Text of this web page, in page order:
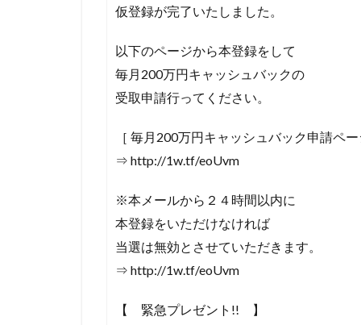
仮登録が完了いたしました。
以下のページから本登録をして
毎月200万円キャッシュバックの
受取申請行ってください。
［ 毎月200万円キャッシュバック申請ペ
⇒ http://1w.tf/eoUvm
※本メールから２４時間以内に
本登録をいただけなければ
当選は無効とさせていただきます。
⇒ http://1w.tf/eoUvm
【 緊急プレゼント!! 】